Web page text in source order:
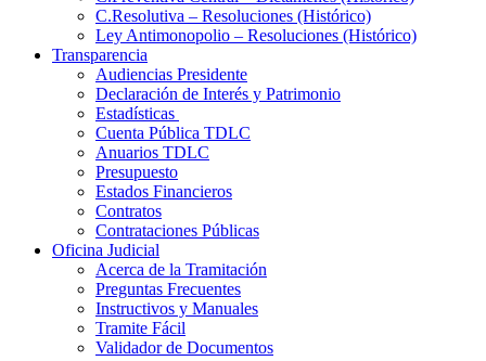
C.Resolutiva – Resoluciones (Histórico)
Ley Antimonopolio – Resoluciones (Histórico)
Transparencia
Audiencias Presidente
Declaración de Interés y Patrimonio
Estadísticas
Cuenta Pública TDLC
Anuarios TDLC
Presupuesto
Estados Financieros
Contratos
Contrataciones Públicas
Oficina Judicial
Acerca de la Tramitación
Preguntas Frecuentes
Instructivos y Manuales
Tramite Fácil
Validador de Documentos